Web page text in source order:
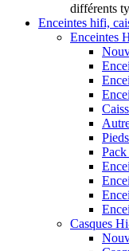
différents
Enceintes hifi,
Enceintes
Casques